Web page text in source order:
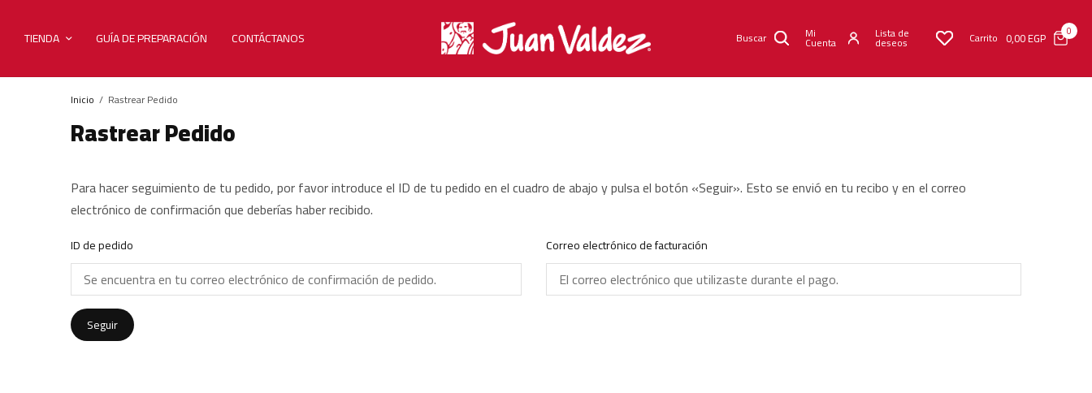
TIENDA GUÍA DE PREPARACIÓN CONTÁCTANOS Buscar Mi
Cuenta
Lista de
deseos Carrito 0,00EGP 0
Inicio Rastrear Pedido
Rastrear Pedido
Para hacer seguimiento de tu pedido, por favor introduce el ID de tu pedido en el cuadro de abajo y pulsa el botón «Seguir». Esto se envió en tu recibo y en el correo
electrónico de confirmación que deberías haber recibido.
ID de pedido Correo electrónico de facturación
Seguir